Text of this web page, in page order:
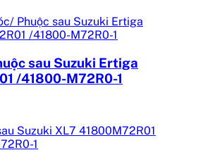
sau Suzuki Ertiga
/41800-M72R0-1